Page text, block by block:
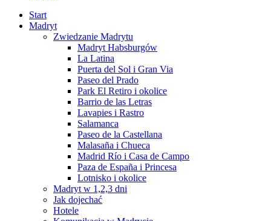
Start
Madryt
Zwiedzanie Madrytu
Madryt Habsburgów
La Latina
Puerta del Sol i Gran Via
Paseo del Prado
Park El Retiro i okolice
Barrio de las Letras
Lavapies i Rastro
Salamanca
Paseo de la Castellana
Malasaña i Chueca
Madrid Río i Casa de Campo
Paza de España i Princesa
Lotnisko i okolice
Madryt w 1,2,3 dni
Jak dojechać
Hotele